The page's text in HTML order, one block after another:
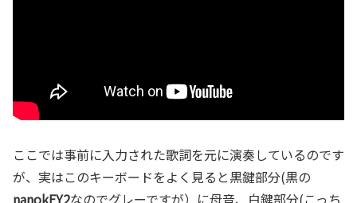
ここでは事前に入力された歌詞を元に演奏しているのです
が、実はこのキーボードをよく見ると黒鍵部分(黒の
nanokEY2なのでグレーですが）に母音、白鍵部分(こっち